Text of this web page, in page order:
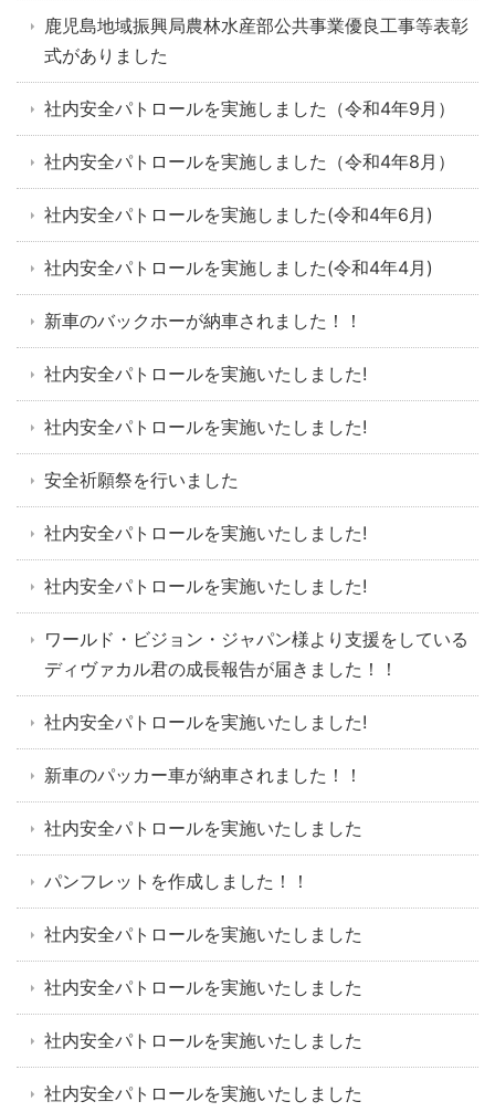
鹿児島地域振興局農林水産部公共事業優良工事等表彰
式がありました
社内安全パトロールを実施しました（令和4年9月）
社内安全パトロールを実施しました（令和4年8月）
社内安全パトロールを実施しました(令和4年6月)
社内安全パトロールを実施しました(令和4年4月)
新車のバックホーが納車されました！！
社内安全パトロールを実施いたしました!
社内安全パトロールを実施いたしました!
安全祈願祭を行いました
社内安全パトロールを実施いたしました!
社内安全パトロールを実施いたしました!
ワールド・ビジョン・ジャパン様より支援をしている
ディヴァカル君の成長報告が届きました！！
社内安全パトロールを実施いたしました!
新車のパッカー車が納車されました！！
社内安全パトロールを実施いたしました
パンフレットを作成しました！！
社内安全パトロールを実施いたしました
社内安全パトロールを実施いたしました
社内安全パトロールを実施いたしました
社内安全パトロールを実施いたしました